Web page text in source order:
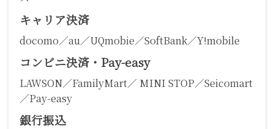
キャリア決済
docomo／au／UQmobie／SoftBank／Y!mobile
コンビニ決済・Pay-easy
LAWSON／FamilyMart／ MINI STOP／Seicomart
／Pay-easy
銀行振込